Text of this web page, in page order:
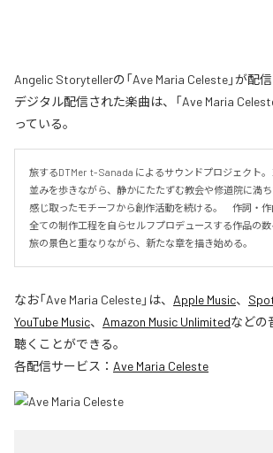
Angelic Storytellerの「Ave Maria Celeste」が配
デジタル配信された楽曲は、「Ave Maria
っている。
旅するDTMer  t- Sanada によるサウンドプロジェクト
並みを歩きながら、静かにたたずむ教会や修道院に満
感じ取ったモチーフから創作活動を続ける。　作詞・作
全ての制作工程を自らセルフプロデュースする作品の
旅の景色と重なりながら、新たな章を描き始める。
なお「Ave Maria Celeste」は、 Apple Music、
YouTube Music、 Amazon Music Unlimitedなどの
聴くことができる。
各配信サービス： Ave Maria Celeste